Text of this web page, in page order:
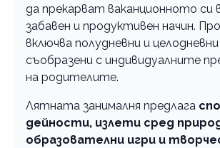
да прекарват ваканционното си
забавен и продуктивен начин.
включва полудневни и
съобразени с индивидуалните
на родителите.
Лятната занималня предлага
дейности, излети сред
образователни игри и